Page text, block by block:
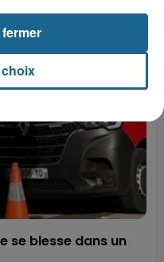
se blesse dans un